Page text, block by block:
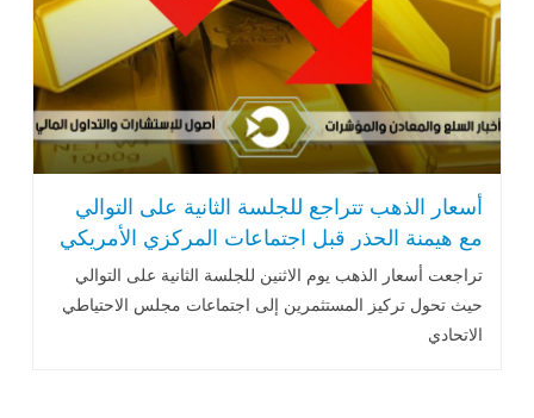
أسعار الذهب تتراجع للجلسة الثانية على التوالي
مع هيمنة الحذر قبل اجتماعات المركزي الأمريكي
تراجعت أسعار الذهب يوم الاثنين للجلسة الثانية على التوالي
حيث تحول تركيز المستثمرين إلى اجتماعات مجلس الاحتياطي
الاتحادي